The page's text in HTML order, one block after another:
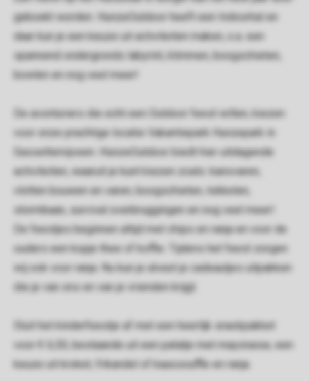
geboekt worden. HunzeOutdoor heeft een Indoorhal en
daar kun je een keuze uit activiteiten maken, o.a. een
spannend ondergronds labyrint, klimmen, boogschieten,
bowlen en nog veel meer!
De avonturiers die echt een Outdoor feest willen, kiezen
voor onze prachtige locatie Vakantiepark Hunzepark in
Gasselternijveen. HunzeOutdoor biedt hier uitdagende
activiteiten, waaruit je kunt kiezen zoals: kanovaren,
vlotten bouwen en varen, boogschieten, tokkelen,
stormbaan, survival overbruggingen en nog veel meer!.
De feestjes beginnen altijd met chips en ranja en voor de
ouders een kopje thee of koffie. Tijdens het feest zorgen
wij ook voor ranja. Nu kun je alvast je cadeautjes uitpakken
die je van ons en van je vrienden krijgt.
Sluit het kinderfeestje af met een heerlijk snackpakket
voor € 6,50, bestaande uit een patatje met mayonaise, een
keuze uit kroket, frikandel of kaassouffle en ranja.